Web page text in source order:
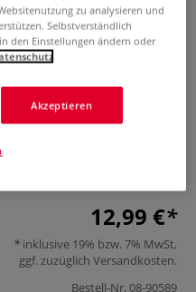
- Kleine
den Charme der
kreativen Entspannen
12,99 €
inklusive 19% bzw. 7% MwSt,
ggf. zuzüglich Versandkosten.
Bestell-Nr.08-90589
zu analysieren und
Selbstverständlich
den Einstellungen ändern oder
Akzeptieren